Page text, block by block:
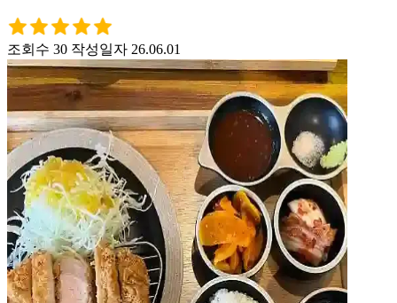
조회수 30 작성일자 26.06.01